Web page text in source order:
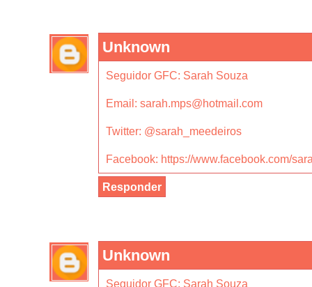
Unknown
Seguidor GFC: Sarah Souza
Email: sarah.mps@hotmail.com
Twitter: @sarah_meedeiros
Facebook: https://www.facebook.com/
Responder
Unknown
Seguidor GFC: Sarah Souza